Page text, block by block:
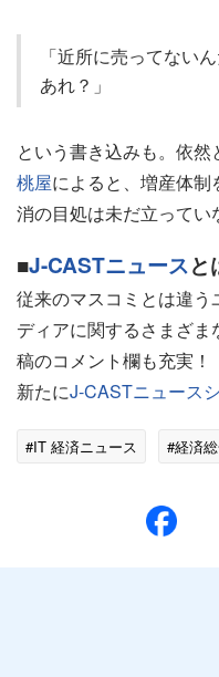
「近所に売ってない
あれ？」
という書き込みも。依然
桃屋によると、増産体
消の目処は未だ立ってい
■J-CASTニュースと
従来のマスコミとは違う
ディアに関するさまざ
稿のコメント欄も充実！
新たにJ-CASTニュース
#IT 経済ニュース #経済